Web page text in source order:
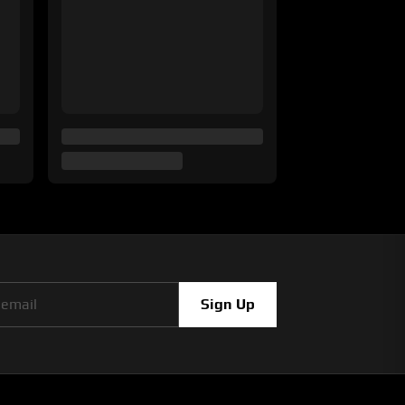
Sign Up